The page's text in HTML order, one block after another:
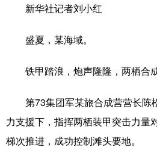
地方频道
北京
辽宁 吉林
山东 河南
广东 广西
新华社记者刘小红
盛夏，某海域。
铁甲踏浪，炮声隆隆，两栖合成
第73集团军某旅合成营营长陈
力支援下，指挥两栖装甲突击力量
梯次推进，成功控制滩头要地。